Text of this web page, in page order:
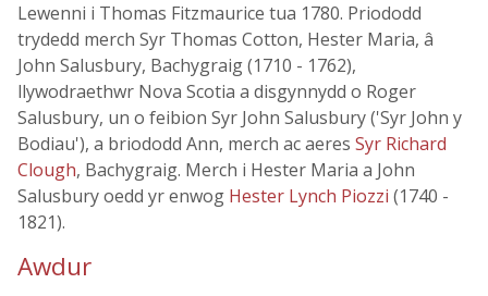
Lewenni i Thomas Fitzmaurice tua 1780. Priododd
trydedd merch Syr Thomas Cotton, Hester Maria, â
John Salusbury, Bachygraig (1710 - 1762),
llywodraethwr Nova Scotia a disgynnydd o Roger
Salusbury, un o feibion Syr John Salusbury ('Syr John y
Bodiau'), a briododd Ann, merch ac aeres Syr Richard
Clough, Bachygraig. Merch i Hester Maria a John
Salusbury oedd yr enwog Hester Lynch Piozzi (1740 -
1821).
Awdur